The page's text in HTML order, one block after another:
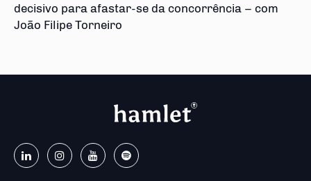
decisivo para afastar-se da concorrência – com
João Filipe Torneiro